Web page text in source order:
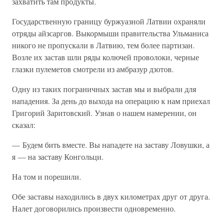
Государственную границу буржуазной Латвии охраняли
отряды айзсаргов. Выкормыши правительства Ульманиса
никого не пропускали в Латвию, тем более партизан.
Возле их застав шли ряды колючей проволоки, черные
глазки пулеметов смотрели из амбразур дзотов.
Одну из таких пограничных застав мы и выбрали для
нападения. За день до выхода на операцию к нам приехал
Григорий Заритовский. Узнав о нашем намерении, он
сказал:
— Будем бить вместе. Вы нападете на заставу Ловушки, а
я — на заставу Конгольци.
На том и порешили.
Обе заставы находились в двух километрах друг от друга.
Налет договорились произвести одновременно.